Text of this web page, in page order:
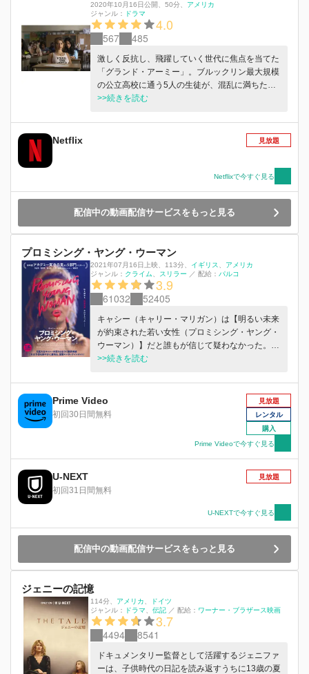
2020年10月16日公開 50分
アメリカ
ジャンル：
ドラマ
4.0
567 485
激しく反抗し、飛躍していく世代に焦点を当てた
「グランド・アーミー」。ブルックリン最大規模
の公立高校に通う5人の生徒が、混乱に満ちた現
代社会で成功者として生き残り、羽目を外し、自
していく姿を描きます。
>>続きを読む
Netflix 見放題
Netflixで今すぐ見る
配信中の動画配信サービスをもっと見る
プロミシング・ヤング・ウーマン
2021年07月16日上映 113分 イギリス
アメリカ
ジャンル： クライム スリラー ／ 配給： パルコ
3.9
61032 52405
キャシー（キャリー・マリガン）は【明るい未来
が約束された若い女性（プロミシング・ヤング・
ウーマン）】だと誰もが信じて疑わなかった。あ
る不可解な事件によって不意にその有望な前途を
えるキャシーだったが、実はとてつもなく頭がキ
レて、クレバーで、皆の知らない“もうひとつの
顔”を持っていた。夜ごと出掛ける彼女の謎の行
動の、その裏には果たして一体何が――？
>>続きを読む
Prime Video
初回30日間無料
見放題
レンタル
購入
Prime Videoで今すぐ見る
U-NEXT
初回31日間無料
見放題
U-NEXTで今すぐ見る
配信中の動画配信サービスをもっと見る
ジェニーの記憶
114分 アメリカ
ドイツ
ジャンル：
ドラマ 伝記 ／ 配給： ワーナー・ブラザース映画
3.7
4494 8541
ドキュメンタリー監督として活躍するジェニファ
ーは、子供時代の日記を読み返すうちに13歳の夏